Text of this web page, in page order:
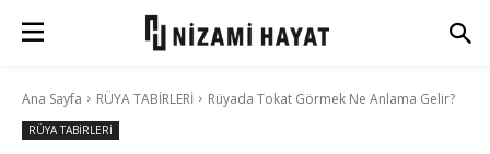
Ana Sayfa RÜYA TABİRLERİ Rüyada Tokat Görmek Ne Anlama Gelir?
RÜYA TABİRLERİ